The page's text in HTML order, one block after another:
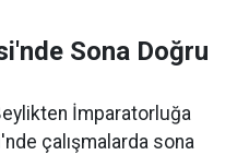
Sona Doğru
İmparatorluğa
çalışmalarda sona